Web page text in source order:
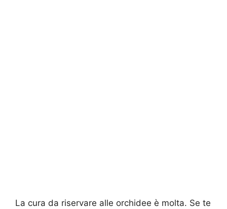
La cura da riservare alle orchidee è molta. Se te